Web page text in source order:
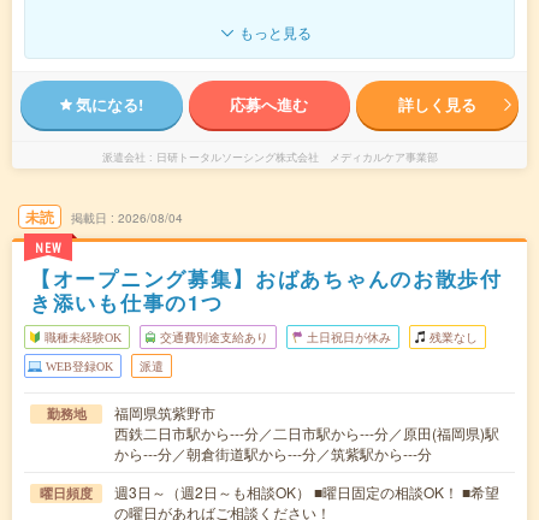
もっと見る
気になる! 応募へ進む 詳しく見る
派遣会社 日研トータルソーシング株式会社 メディカルケア事業部
未読
NEW
掲載日 2026/08/04
【オープニング募集】おばあちゃんのお散歩付
き添いも仕事の1つ
職種未経験OK 交通費別途支給あり 土日祝日が休み 残業なし
WEB登録OK 派遣
勤務地
福岡県筑紫野市
西鉄二日市駅から---分／二日市駅から---分／原田(福岡県)駅
から---分／朝倉街道駅から---分／筑紫駅から---分
曜日頻度
週3日～（週2日～も相談OK） ■曜日固定の相談OK！ ■希望
の曜日があればご相談ください！